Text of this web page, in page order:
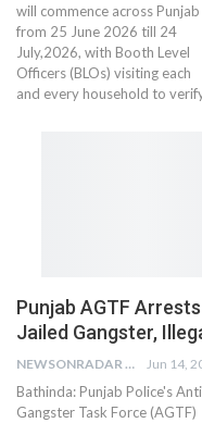
will commence across Punjab
from 25 June 2026 till 24
July,2026, with Booth Level
Officers (BLOs) visiting each
and every household to
Punjab AGTF
Jailed Gangster,
NEWSONRADAR BUREAU Jun 14,
Bathinda: Punjab Police's
Gangster Task Force (AGTF)